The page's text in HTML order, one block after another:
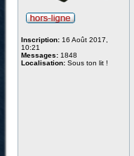
Inscription: 16 Août 2017,
10:21
Messages: 1848
Localisation: Sous ton lit !